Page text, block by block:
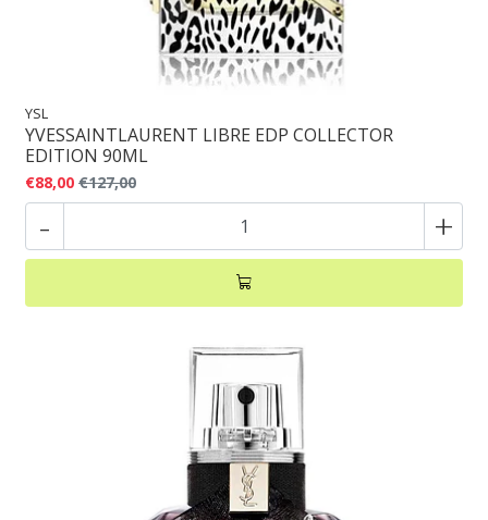
YSL
YVESSAINTLAURENT LIBRE EDP COLLECTOR
EDITION 90ML
€88,00 €127,00
- +